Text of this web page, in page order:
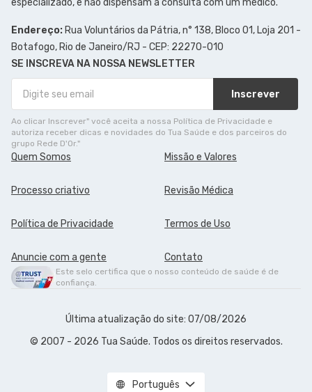
especializado, e não dispensam a consulta com um médico.
Endereço: Rua Voluntários da Pátria, n° 138, Bloco 01, Loja 201 -
Botafogo, Rio de Janeiro/RJ - CEP: 22270-010
SE INSCREVA NA NOSSA NEWSLETTER
Inscrever
Ao clicar Inscrever" você aceita a nossa Política de Privacidade e
autoriza receber dicas e novidades do Tua Saúde e dos parceiros do
grupo Rede D'Or."
Quem Somos Missão e Valores
Processo criativo Revisão Médica
Política de Privacidade Termos de Uso
Anuncie com a gente Contato
Este selo certifica que o nosso conteúdo de saúde é de
confiança.
Última atualização do site: 07/08/2026
© 2007 - 2026 Tua Saúde. Todos os direitos reservados.
Português